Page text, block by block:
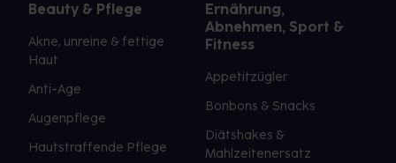
Beauty & Pflege
Akne, unreine & fettige
Haut
Anti-Age
Augenpflege
Hautstraffende Pflege
Ernährung,
Abnehmen, Sport &
Fitness
Appetitzügler
Bonbons & Snacks
Diätshakes &
Mahlzeitenersatz